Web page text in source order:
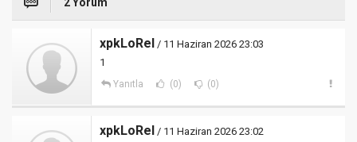
xpkLoRel / 11 Haziran 2026 23:03
1
Yanıtla (0) (0)
xpkLoRel / 11 Haziran 2026 23:02